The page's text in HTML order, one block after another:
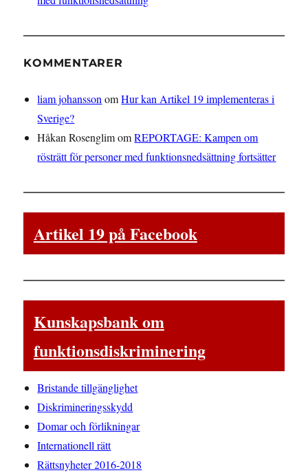
KOMMENTARER
liam johansson omHur kan Artikel 19 implementeras i
Sverige?
Håkan RosenglimomREPORTAGE: Kampen om
rösträtt för personer med funktionsnedsättning fortsätter
Artikel 19 på Facebook
Kunskapsbank om
funktionsdiskriminering
Bristande tillgänglighet
Diskrimineringsskydd
Domar och förlikningar
Internationell rätt
Rättsnyheter 2016-2018